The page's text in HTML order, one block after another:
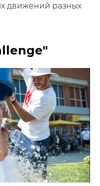
движений разных